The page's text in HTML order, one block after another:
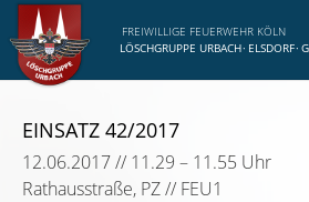
FREIWILLIGE FEUERWEHR KÖLN
LÖSCHGRUPPE URBACH· ELSDORF·
EINSATZ 42/2017
12.06.2017 // 11.29 – 11.55 Uhr
Rathausstraße, PZ // FEU1